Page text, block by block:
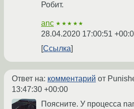
Робит.
anc ★★★★★
28.04.2020 17:00:51
Ссылка
Ответ на: комментарий от
13:47:30 +00:00
Поясните. У процесса